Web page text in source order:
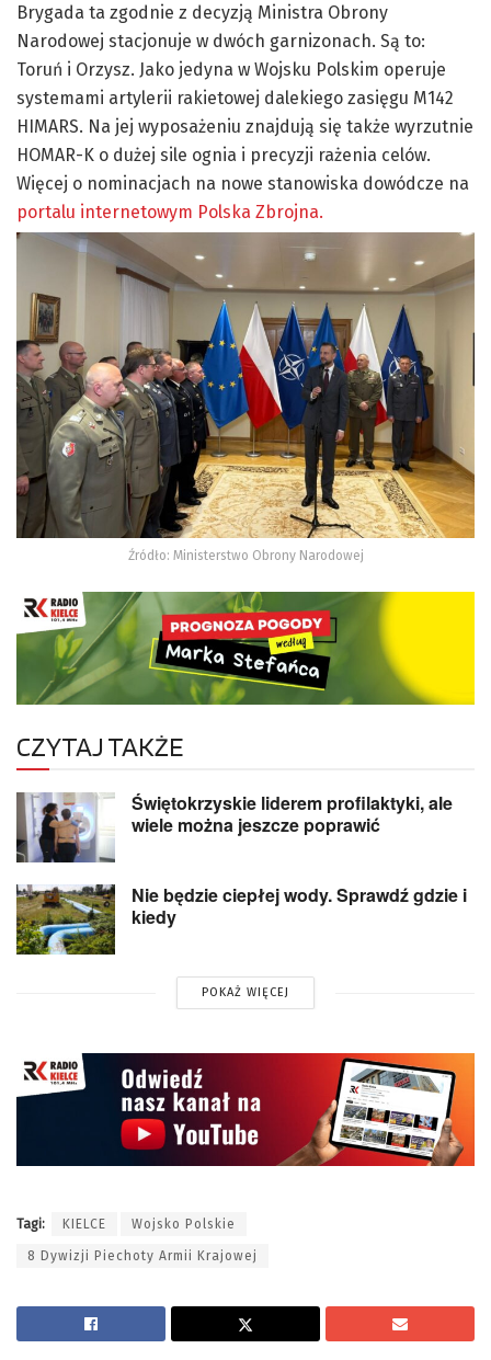
Brygada ta zgodnie z decyzją Ministra Obrony
Narodowej stacjonuje w dwóch garnizonach. Są to:
Toruń i Orzysz. Jako jedyna w Wojsku Polskim operuje
systemami artylerii rakietowej dalekiego zasięgu M142
HIMARS. Na jej wyposażeniu znajdują się także wyrzutnie
HOMAR-K o dużej sile ognia i precyzji rażenia celów.
Więcej o nominacjach na nowe stanowiska dowódcze na
portalu internetowym Polska Zbrojna.
Źródło: Ministerstwo Obrony Narodowej
CZYTAJ TAKŻE
Świętokrzyskie liderem profilaktyki, ale
wiele można jeszcze poprawić
Nie będzie ciepłej wody. Sprawdź gdzie i
kiedy
POKAŻ WIĘCEJ
Tagi: KIELCE Wojsko Polskie
8 Dywizji Piechoty Armii Krajowej